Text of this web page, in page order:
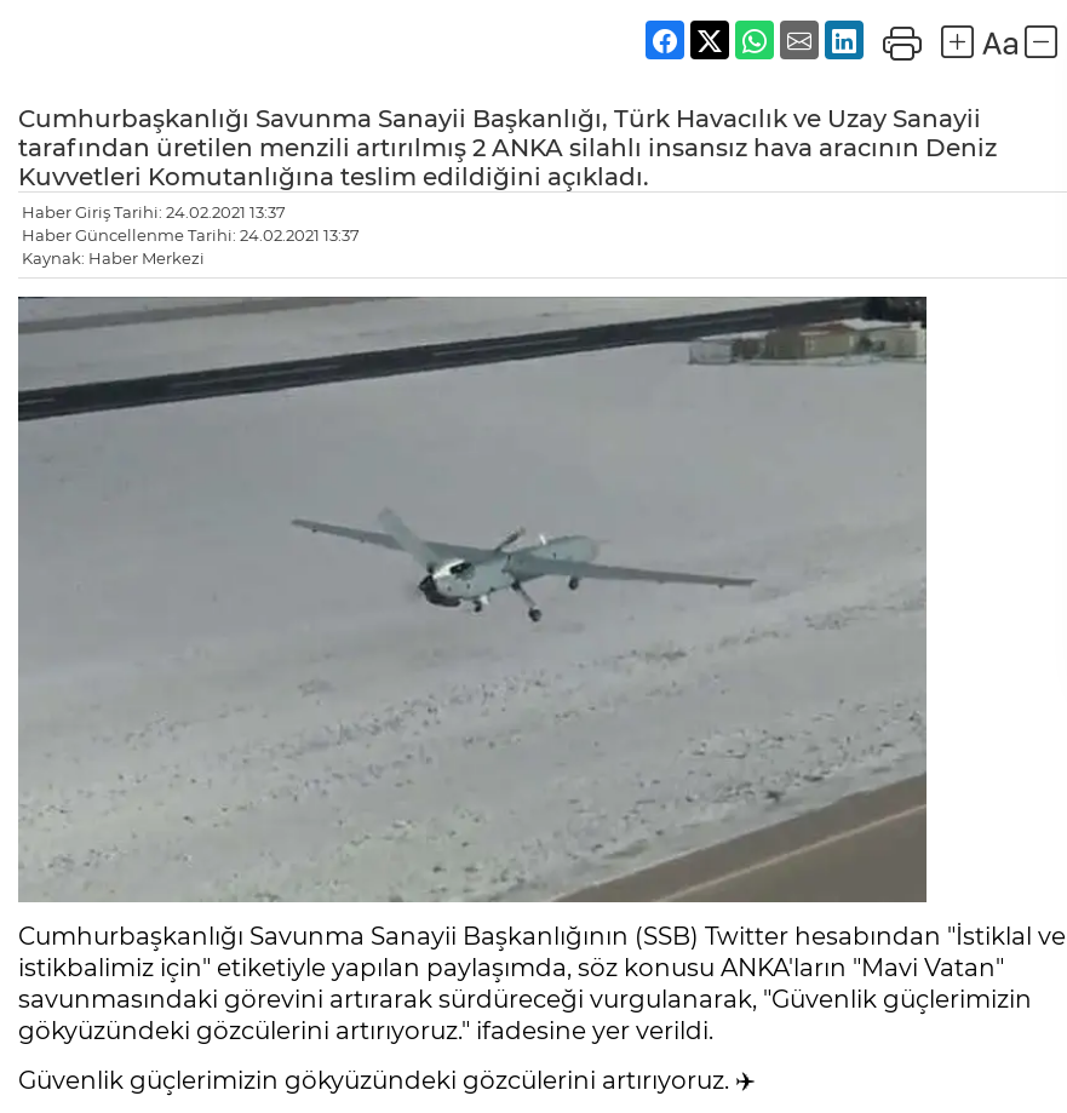
Cumhurbaşkanlığı Savunma Sanayii Başkanlığı, Türk Havacılık ve Uzay Sanayii
tarafından üretilen menzili artırılmış 2 ANKA silahlı insansız hava aracının Deniz
Kuvvetleri Komutanlığına teslim edildiğini açıkladı.
Haber Giriş Tarihi: 24.02.2021 13:37
Haber Güncellenme Tarihi: 24.02.2021 13:37
Kaynak: Haber Merkezi
Cumhurbaşkanlığı Savunma Sanayii Başkanlığının (SSB) Twitter hesabından "İstiklal ve
istikbalimiz için" etiketiyle yapılan paylaşımda, söz konusu ANKA'ların "Mavi Vatan"
savunmasındaki görevini artırarak sürdüreceği vurgulanarak, "Güvenlik güçlerimizin
gökyüzündeki gözcülerini artırıyoruz." ifadesine yer verildi.
Güvenlik güçlerimizin gökyüzündeki gözcülerini artırıyoruz. ✈️